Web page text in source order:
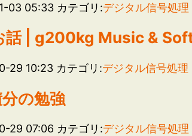
03 05:33 カテゴリ:デジタル信号処理
話 | g200kg Music &
29 10:23 カテゴリ:デジタル信号処理
の勉強
29 07:06 カテゴリ:デジタル信号処理